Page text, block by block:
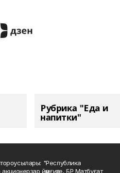
Рубрика "Еда и
напитки"
"Республика
йәмғиәте, БР Матбуғат